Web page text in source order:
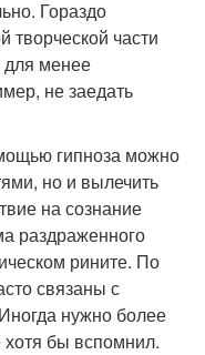
Гораздо
творческой части
для менее
не заедать
гипноза можно
но и вылечить
на сознание
раздраженного
рините. По
связаны с
нужно более
хотя бы вспомнил.